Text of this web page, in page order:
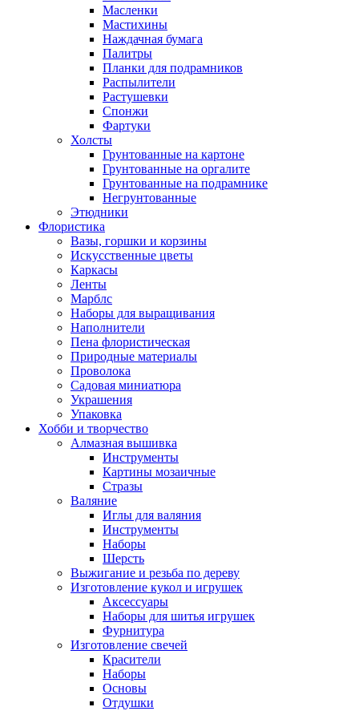
Масленки
Мастихины
Наждачная бумага
Палитры
Планки для подрамников
Распылители
Растушевки
Спонжи
Фартуки
Холсты
Грунтованные на картоне
Грунтованные на оргалите
Грунтованные на подрамнике
Негрунтованные
Этюдники
Флористика
Вазы, горшки и корзины
Искусственные цветы
Каркасы
Ленты
Марблс
Наборы для выращивания
Наполнители
Пена флористическая
Природные материалы
Проволока
Садовая миниатюра
Украшения
Упаковка
Хобби и творчество
Алмазная вышивка
Инструменты
Картины мозаичные
Стразы
Валяние
Иглы для валяния
Инструменты
Наборы
Шерсть
Выжигание и резьба по дереву
Изготовление кукол и игрушек
Аксессуары
Наборы для шитья игрушек
Фурнитура
Изготовление свечей
Красители
Наборы
Основы
Отдушки